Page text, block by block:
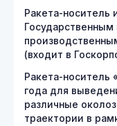
Ракета-носитель
(входит в
Ракета-носитель
года для
различные
траектории в